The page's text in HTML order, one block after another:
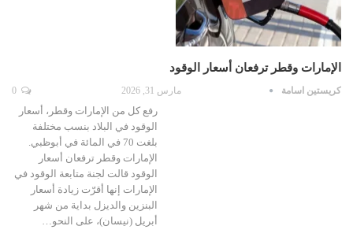
الإمارات وقطر ترفعان أسعار الوقود
كريستين اسامة مارس 31, 2026
رفع كل من الإمارات وقطر، أسعار
الوقود في البلاد بنسب مختلفة
بلغت 70 في المائة في أبوظبي.
الإمارات وقطر ترفعان أسعار
الوقود قالت لجنة متابعة الوقود في
الإمارات إنها أقرّت زيادة أسعار
البنزين والديزل بداية من شهر
أبريل (نيسان)، على النحو…